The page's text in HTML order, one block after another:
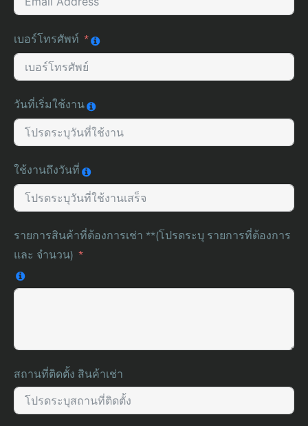
เบอร์โทรศัพท์
วันที่เริ่มใช้งาน
ใช้งานถึงวันที่
รายการสินค้าที่ต้องการเช่า **(โปรดระบุ รายการที่ต้องการ
และ จำนวน)
สถานที่ติดตั้ง สินค้าเช่า